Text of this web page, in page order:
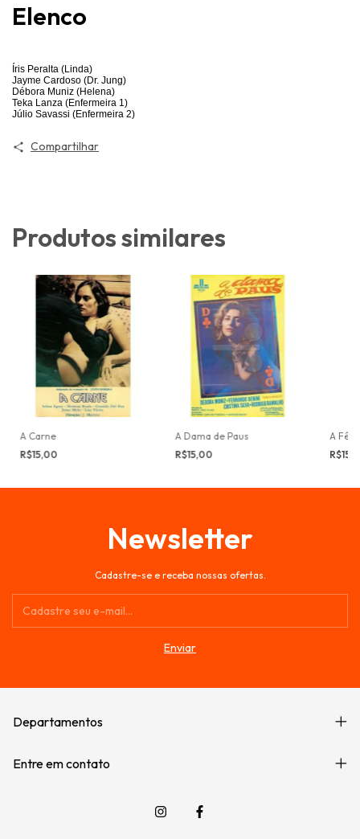
Elenco
Íris Peralta (Linda)
Jayme Cardoso (Dr. Jung)
Débora Muniz (Helena)
Teka Lanza (Enfermeira 1)
Júlio Savassi (Enfermeira 2)
Compartilhar
Produtos similares
A Carne
R$15,00
A Dama de Paus
R$15,00
A
Newsletter
Cadastre-se e receba nossas ofertas.
Departamentos
Entre em contato